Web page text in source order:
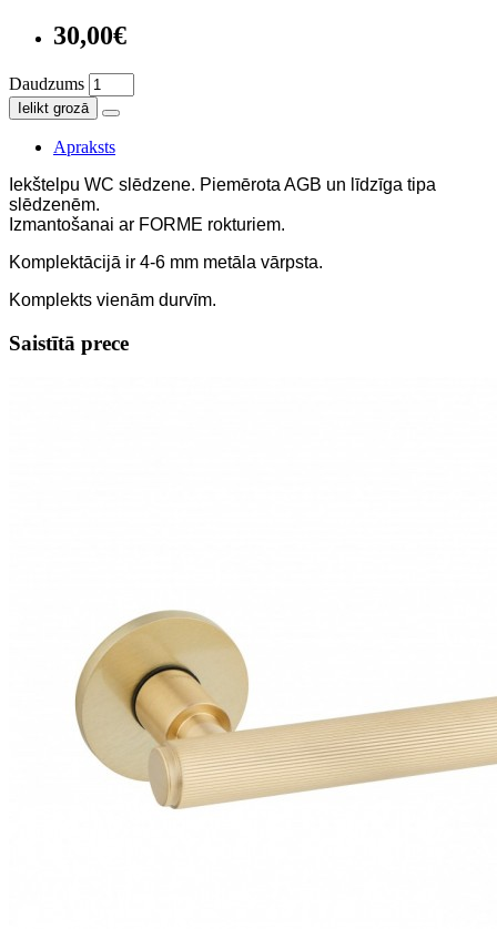
30,00€
Daudzums
Ielikt grozā
Apraksts
Iekštelpu WC slēdzene. Piemērota AGB un līdzīga tipa
slēdzenēm.
Izmantošanai ar FORME rokturiem.
Komplektācijā ir 4-6 mm metāla vārpsta.
Komplekts vienām durvīm.
Saistītā prece